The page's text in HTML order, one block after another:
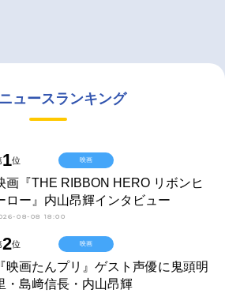
ュースランキング
1位
画『THE RIBBON HERO リボンヒ
ロー』内山昂輝インタビュー
08-08 18:00
映画
2位
『映画たんプリ』ゲスト声優に鬼頭明
・島﨑信長・内山昂輝
映画